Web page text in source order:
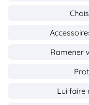
Ramener
Lui faire